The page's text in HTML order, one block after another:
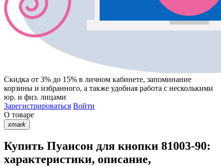
Скидка от 3% до 15% в личном кабинете, запоминание
корзины и избранного, а также удобная работа с несколькими
юр. и физ. лицами
Зарегистрироваться Войти
О товаре
xmark
Купить Пуансон для кнопки 81003-90:
характеристики, описание,